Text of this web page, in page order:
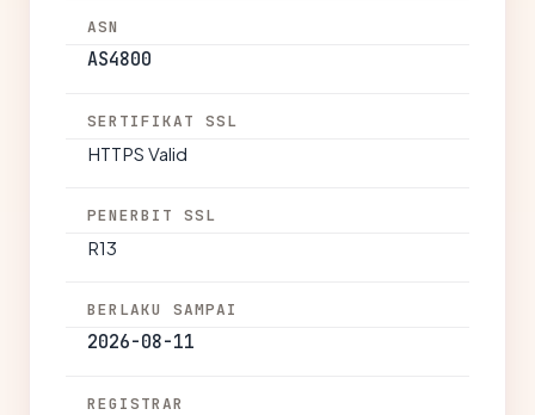
ASN
AS4800
SERTIFIKAT SSL
HTTPS Valid
PENERBIT SSL
R13
BERLAKU SAMPAI
2026-08-11
REGISTRAR